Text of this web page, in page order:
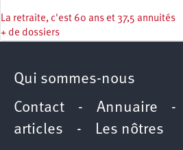
La retraite, c'est 60 ans et 37,5 annuités
+ de dossiers
Qui sommes-nous
Contact - Annuaire -
articles - Les nôtres